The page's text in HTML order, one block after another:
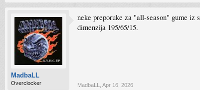
MadbaLL
Overclocker
neke preporuke za "all-season" gume iz
dimenzija 195/65/15.
MadbaLL Apr 16, 2026